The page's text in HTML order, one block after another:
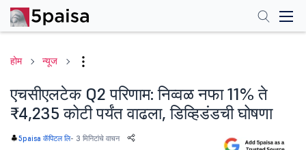
होम न्यूज
एचसीएलटेक Q2 परिणाम: निव्वळ नफा 11% ते
₹4,235 कोटी पर्यंत वाढला, डिव्हिडंडची घोषणा
5paisa कॅपिटल लि- 3 मिनिटांचे वाचन